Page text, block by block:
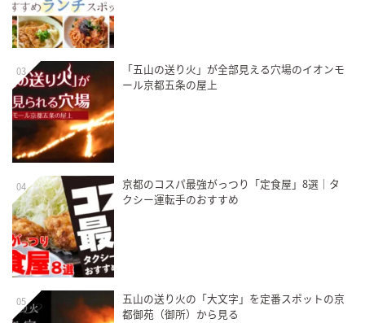
03
「五山の送り火」が全部見える穴場のイオンモ
ール京都五条の屋上
04
京都のコスパ最強がっつり「定食屋」8選｜タ
クシー運転手のおすすめ
05
五山の送り火の「大文字」を定番スポットの京
都御苑（御所）から見る